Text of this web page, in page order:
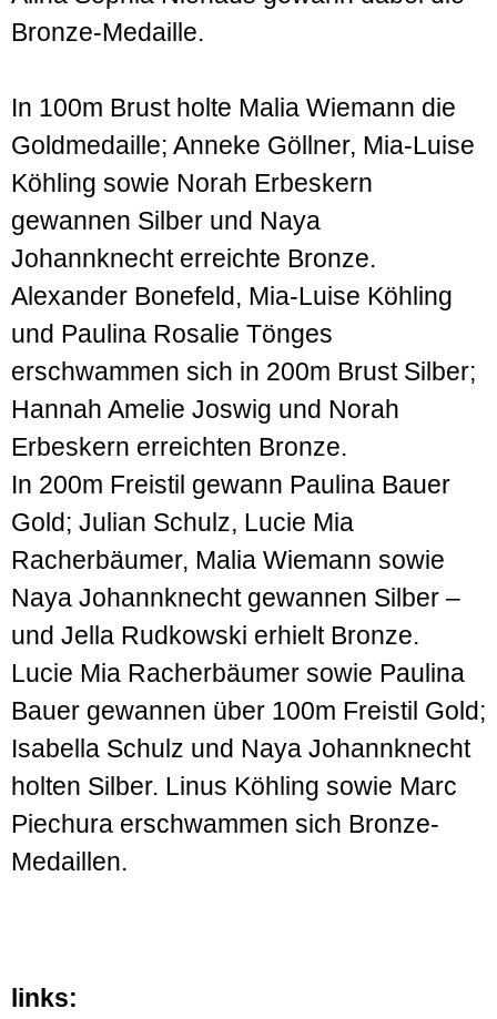
Bronze-Medaille.
In 100m Brust holte Malia Wiemann die
Goldmedaille; Anneke Göllner, Mia-Luise
Köhling sowie Norah Erbeskern
gewannen Silber und Naya
Johannknecht erreichte Bronze.
Alexander Bonefeld, Mia-Luise Köhling
und Paulina Rosalie Tönges
erschwammen sich in 200m Brust Silber;
Hannah Amelie Joswig und Norah
Erbeskern erreichten Bronze.
In 200m Freistil gewann Paulina Bauer
Gold; Julian Schulz, Lucie Mia
Racherbäumer, Malia Wiemann sowie
Naya Johannknecht gewannen Silber –
und Jella Rudkowski erhielt Bronze.
Lucie Mia Racherbäumer sowie Paulina
Bauer gewannen über 100m Freistil Gold;
Isabella Schulz und Naya Johannknecht
holten Silber. Linus Köhling sowie Marc
Piechura erschwammen sich Bronze-
Medaillen.
links: